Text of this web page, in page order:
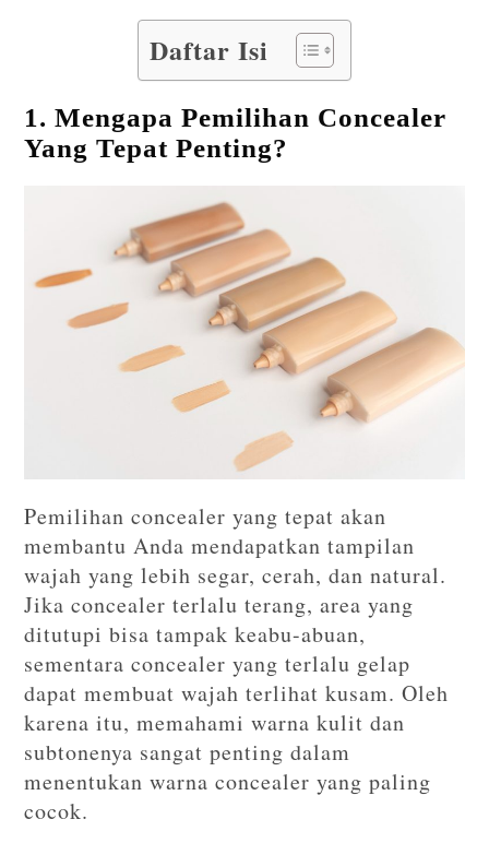
Daftar Isi
1. Mengapa Pemilihan Concealer
Yang Tepat Penting?
Pemilihan concealer yang tepat akan
membantu Anda mendapatkan tampilan
wajah yang lebih segar, cerah, dan natural.
Jika concealer terlalu terang, area yang
ditutupi bisa tampak keabu-abuan,
sementara concealer yang terlalu gelap
dapat membuat wajah terlihat kusam. Oleh
karena itu, memahami warna kulit dan
subtonenya sangat penting dalam
menentukan warna concealer yang paling
cocok.